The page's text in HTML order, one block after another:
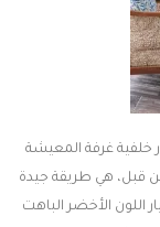
خلفية غرفة المعيشة
قبل، هي طريقة جيدة
اللون الأخضر الباهت